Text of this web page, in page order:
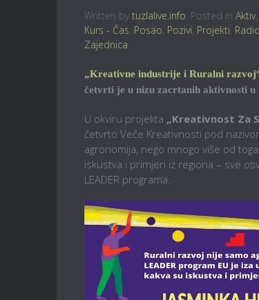
Written by tuzlalive.info. Posted in Aktiv,
Kurs - Čas, Posao, Pozivi, Projekti,
Zajednica
„Kreativne industrije i Ruralni
četvrti je u nizu zacrtanih aktivnosti
U okviru projekta „Kreativnost Za
četvrto Veče Kreativnosti pod
agronomija, nego mnogo više od
iskustva i primjeri iz regiona – sve
LEADER programa.